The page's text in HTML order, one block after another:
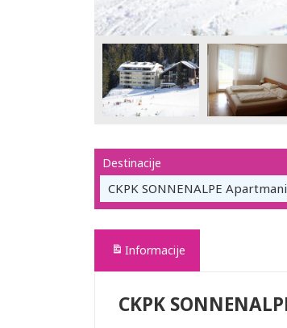
Destinacije
CKPK SONNENALPE Apartmani
Informacije
CKPK